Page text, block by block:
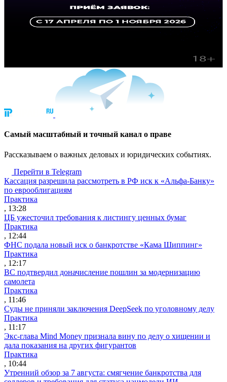
Cамый масштабный и точный канал о праве
Рассказываем о важных деловых и юридических событиях.
Перейти в Telegram
Кассация разрешила рассмотреть в РФ иск к «Альфа-Банку»
по еврооблигациям
Практика
, 13:28
ЦБ ужесточил требования к листингу ценных бумаг
Практика
, 12:44
ФНС подала новый иск о банкротстве «Кама Шиппинг»
Практика
, 12:17
ВС подтвердил доначисление пошлин за модернизацию
самолета
Практика
, 11:46
Суды не приняли заключения DeepSeek по уголовному делу
Практика
, 11:17
Экс-глава Mind Money признала вину по делу о хищении и
дала показания на других фигурантов
Практика
, 10:44
Утренний обзор за 7 августа: смягчение банкротства для